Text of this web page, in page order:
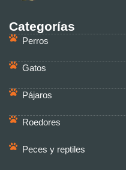
Categorías
Perros
Gatos
Pájaros
Roedores
Peces y reptiles